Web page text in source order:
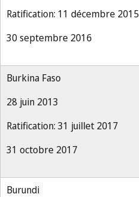
Ratification: 11 décembre 2015
30 septembre 2016
Burkina Faso
28 juin 2013
Ratification: 31 juillet 2017
31 octobre 2017
Burundi